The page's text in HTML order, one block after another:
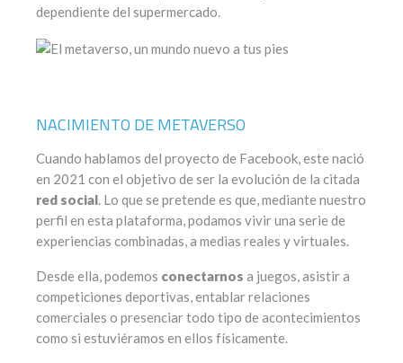
dependiente del supermercado.
NACIMIENTO DE METAVERSO
Cuando hablamos del proyecto de Facebook, este nació
en 2021 con el objetivo de ser la evolución de la citada
red social . Lo que se pretende es que, mediante nuestro
perfil en esta plataforma, podamos vivir una serie de
experiencias combinadas, a medias reales y virtuales.
Desde ella, podemos conectarnos a juegos, asistir a
competiciones deportivas, entablar relaciones
comerciales o presenciar todo tipo de acontecimientos
como si estuviéramos en ellos físicamente.